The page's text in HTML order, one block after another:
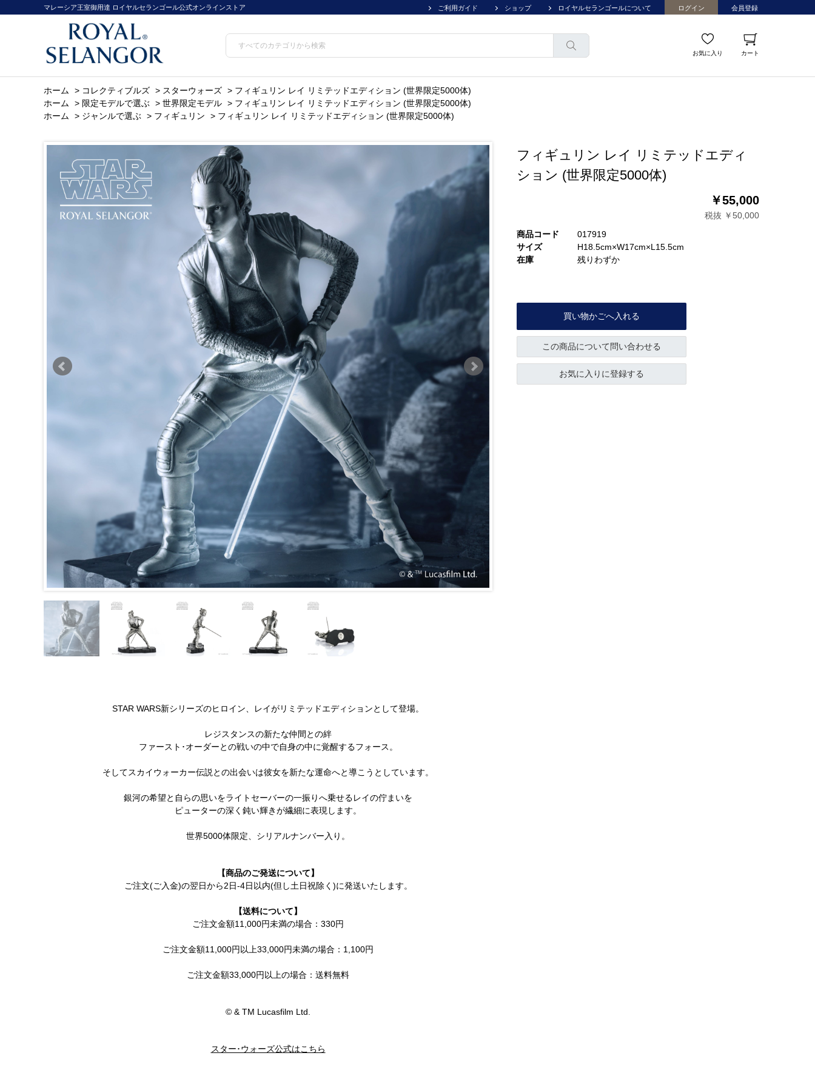
マレーシア王室御用達 ロイヤルセランゴール公式オンラインストア ご利用ガイド ショップ ロイヤルセランゴールについて ログイン 会員登録
お気に入り カート
ホーム > コレクティブルズ > スターウォーズ > フィギュリン レイ リミテッドエディション (世界限定5000体)
ホーム
> 限定モデルで選ぶ > 世界限定モデル > フィギュリン レイ リミテッドエディション (世界限定5000体)
ホーム
> ジャンルで選ぶ > フィギュリン > フィギュリン レイ リミテッドエディション (世界限定5000体)
STAR WARS新シリーズのヒロイン、レイがリミテッドエディションとして登場。
レジスタンスの新たな仲間との絆
ファースト･オーダーとの戦いの中で自身の中に覚醒するフォース。
そしてスカイウォーカー伝説との出会いは彼女を新たな運命へと導こうとしています。
銀河の希望と自らの思いをライトセーバーの一振りへ乗せるレイの佇まいを
ピューターの深く鈍い輝きが繊細に表現します。
世界5000体限定、シリアルナンバー入り。
【商品のご発送について】
ご注文(ご入金)の翌日から2日-4日以内(但し土日祝除く)に発送いたします。
【送料について】
ご注文金額11,000円未満の場合：330円
ご注文金額11,000円以上33,000円未満の場合：1,100円
ご注文金額33,000円以上の場合：送料無料
© & TM Lucasfilm Ltd.
スター･ウォーズ公式はこちら
フィギュリン レイ リミテッドエディ
ション (世界限定5000体)
￥55,000
税抜 ￥50,000
商品コード
017919
サイズ
H18.5cm×W17cm×L15.5cm
在庫
残りわずか
買い物かごへ入れる
この商品について問い合わせる
お気に入りに登録する